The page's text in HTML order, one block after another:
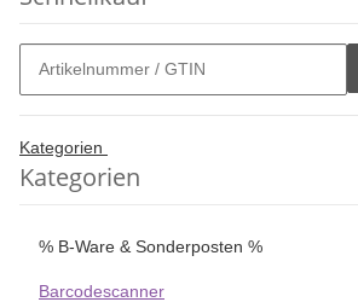
Kategorien
Kategorien
% B-Ware & Sonderposten %
Barcodescanner